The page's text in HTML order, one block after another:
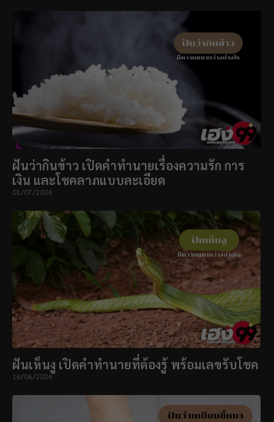
ฝันว่ากินข้าว เปิดคำทำนายเรื่องความรัก การ
เงิน และโชคลาภแบบละเอียด
01/07/2026
ฝันเห็นงู เปิดคำทำนายที่ต้องรู้ พร้อมเลขรับโชค
16/06/2026